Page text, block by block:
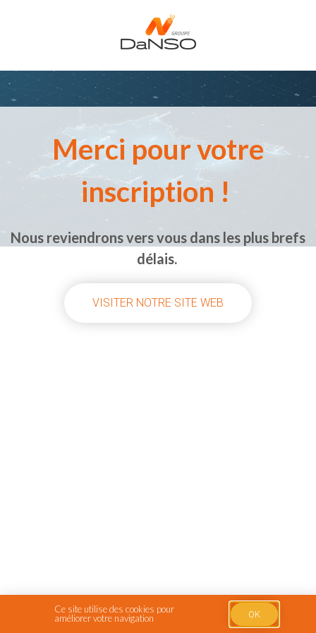
Merci pour votre
inscription !
Nous reviendrons vers vous dans les plus brefs
délais.
VISITER NOTRE SITE WEB
Français
Ce site utilise des cookies pour
améliorer votre navigation
OK